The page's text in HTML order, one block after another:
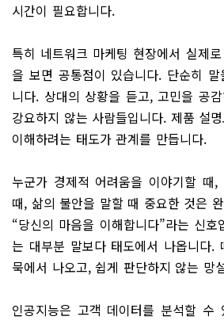
시간이 필요합니다.
특히 네트워크 마케팅 현장에서 실제
을 보면 공통점이 있습니다. 단순히
니다. 상대의 상황을 듣고, 고민을 공
강요하지 않는 사람들입니다. 제품 설
이해하려는 태도가 관계를 만듭니다.
누군가 경제적 어려움을 이야기할 때
때, 삶의 불안을 말할 때 중요한 것은
“당신의 마음을 이해합니다”라는 신
는 대부분 말보다 태도에서 나옵니다.
묵에서 나오고, 쉽게 판단하지 않는 망
인공지능은 고객 데이터를 분석할 수